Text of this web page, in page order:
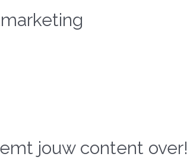
jouw content over!